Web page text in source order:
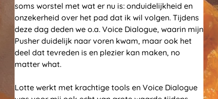
soms worstel met wat er nu is: onduidelijkheid en
onzekerheid over het pad dat ik wil volgen. Tijdens
deze dag deden we o.a. Voice Dialogue, waarin mijn
Pusher duidelijk naar voren kwam, maar ook het
deel dat tevreden is en plezier kan maken, no
matter what.
Lotte werkt met krachtige tools en Voice Dialogue